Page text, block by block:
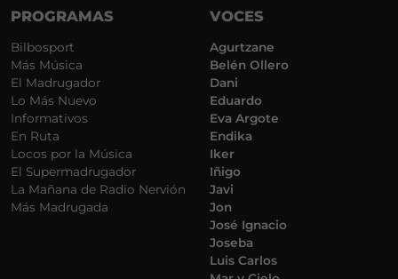
PROGRAMAS
Bilbosport
Más Música
El Madrugador
Lo Más Nuevo
Informativos
En Ruta
Locos por la Música
El Supermadrugador
La Mañana de Radio Nervión
Más Madrugada
VOCES
Agurtzane
Belén Ollero
Dani
Eduardo
Eva Argote
Endika
Iker
Iñigo
Javi
Jon
José Ignacio
Joseba
Luis Carlos